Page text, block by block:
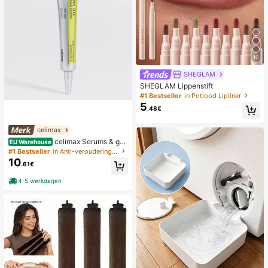
celimax
EU Warehouse celimax Serums & gez
ichtsbehandelingen
#1 Bestseller in Anti-veroudering Serums & Gezichtsbehandelingen
10.61€
4-5 werkdagen
10
SHEGLAM
SHEGLAM Lippenstift
#1 Bestseller in Potlood Lipliner
5.48€